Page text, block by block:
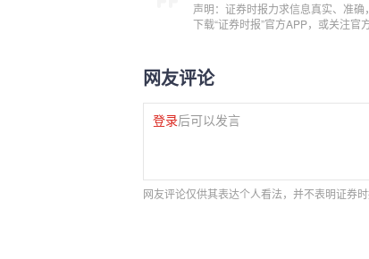
声明：证券时报力求信息真实、准
下载“证券时报”官方APP，或关注官
网友评论
登录后可以发言
网友评论仅供其表达个人看法，并不表明证券